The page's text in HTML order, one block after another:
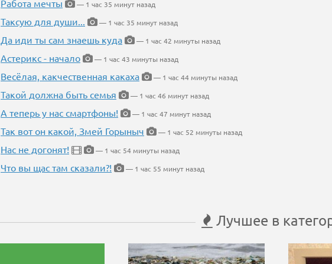
Работа мечты
— 1 час 35 минут назад
Таксую для души...
— 1 час 35 минут назад
Да иди ты сам знаешь куда
— 1 час 42 минуты назад
Астерикс - начало
— 1 час 43 минуты назад
Весёлая, какчественная какаха
— 1 час 44 минуты назад
Такой должна быть семья
— 1 час 46 минут назад
А теперь у нас смартфоны!
— 1 час 47 минут назад
Так вот он какой, Змей Горыныч
— 1 час 52 минуты назад
Нас не догонят!
— 1 час 54 минуты назад
Что вы щас там сказали?! — 1 час 55 минут назад
Лучшее в